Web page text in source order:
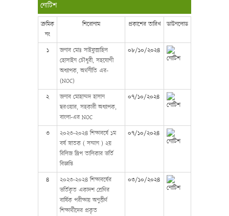
নোটিশ
ক্রমিক
নং
শিরোনাম প্রকাশের তারিখ ডাউনলোড
১
জনাব মোঃ সাইফুল্লাহিল
হোসাইন চৌধুরী, সহযোগী
অধ্যাপক, অর্থনীতি এর-
(NOC)
০৮/১০/২০২৪
২
জনাব মোহাম্মদ হাসান
ছরওয়ার, সহকারী অধ্যাপক,
বাংলা-এর NOC
০৭/১০/২০২৪
৩
২০২৩-২০২৪ শিক্ষাবর্ষে ১ম
বর্ষ স্নাতক ( সম্মান ) ২য়
রিলিজ স্লিপ তালিকার ভর্তি
বিজ্ঞপ্তি
০৭/১০/২০২৪
৪
২০২৩-২০২৪ শিক্ষাবর্ষের
ভর্তিকৃত একাদশ শ্রেণির
বার্ষিক পরীক্ষায় অনুত্তীর্ণ
শিক্ষার্থীদের প্রকৃত
০৩/১০/২০২৪